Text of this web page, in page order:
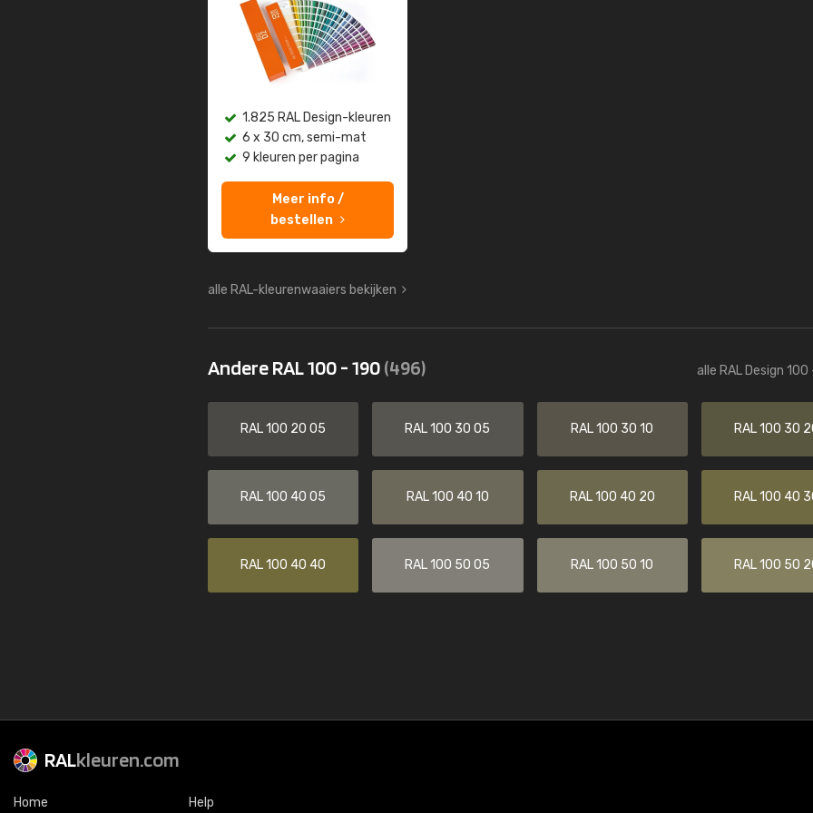
1.825 RAL Design-kleuren
6 x 30 cm, semi-mat
9 kleuren per pagina
Meer info /
bestellen
alle RAL-kleurenwaaiers bekijken
Andere RAL 100 - 190(496) alle RAL Design 100
RAL 100 20 05 RAL 100 30 05 RAL 100 30 10 RAL 100 30
RAL 100 40 05 RAL 100 40 10 RAL 100 40 20 RAL 100 40
RAL 100 40 40 RAL 100 50 05 RAL 100 50 10 RAL 100 50
RALkleuren.com
Home Help